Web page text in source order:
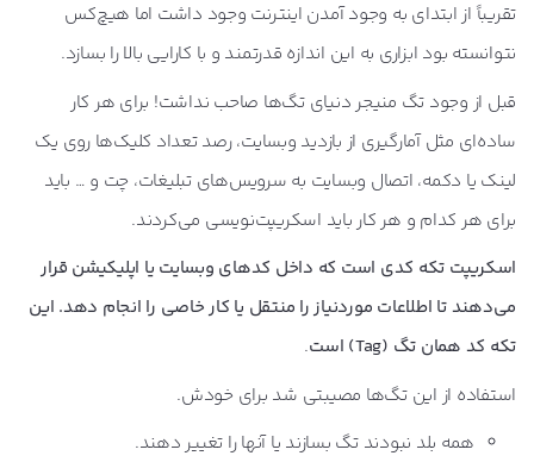
تقریباً از ابتدای به وجود آمدن اینترنت وجود داشت اما هیچ‌کس
نتوانسته بود ابزاری به این اندازه قدرتمند و با کارایی بالا را بسازد.
قبل از وجود تگ منیجر دنیای تگ‌ها صاحب نداشت! برای هر کار
ساده‌ای مثل آمارگیری از بازدید وبسایت، رصد تعداد کلیک‌ها روی یک
لینک یا دکمه، اتصال وبسایت به سرویس‌های تبلیغات، چت و … باید
برای هر کدام و هر کار باید اسکریپت‌نویسی می‌کردند.
اسکریپت تکه کدی است که داخل کدهای وبسایت یا اپلیکیشن قرار
می‌دهند تا اطلاعات موردنیاز را منتقل یا کار خاصی را انجام دهد. این
تکه کد همان تگ (Tag) است
.
استفاده از این تگ‌ها مصیبتی شد برای خودش.
همه بلد نبودند تگ بسازند یا آنها را تغییر دهند.